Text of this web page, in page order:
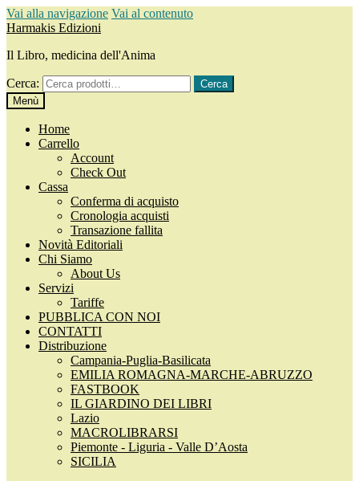
Vai alla navigazione Vai al contenuto
Harmakis Edizioni
Il Libro, medicina dell'Anima
Cerca:
Cerca
Menù
Home
Carrello
Account
Check Out
Cassa
Conferma di acquisto
Cronologia acquisti
Transazione fallita
Novità Editoriali
Chi Siamo
About Us
Servizi
Tariffe
PUBBLICA CON NOI
CONTATTI
Distribuzione
Campania-Puglia-Basilicata
EMILIA ROMAGNA-MARCHE-ABRUZZO
FASTBOOK
IL GIARDINO DEI LIBRI
Lazio
MACROLIBRARSI
Piemonte - Liguria - Valle D’Aosta
SICILIA